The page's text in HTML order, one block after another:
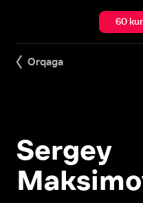
60
Orqaga
Sergey